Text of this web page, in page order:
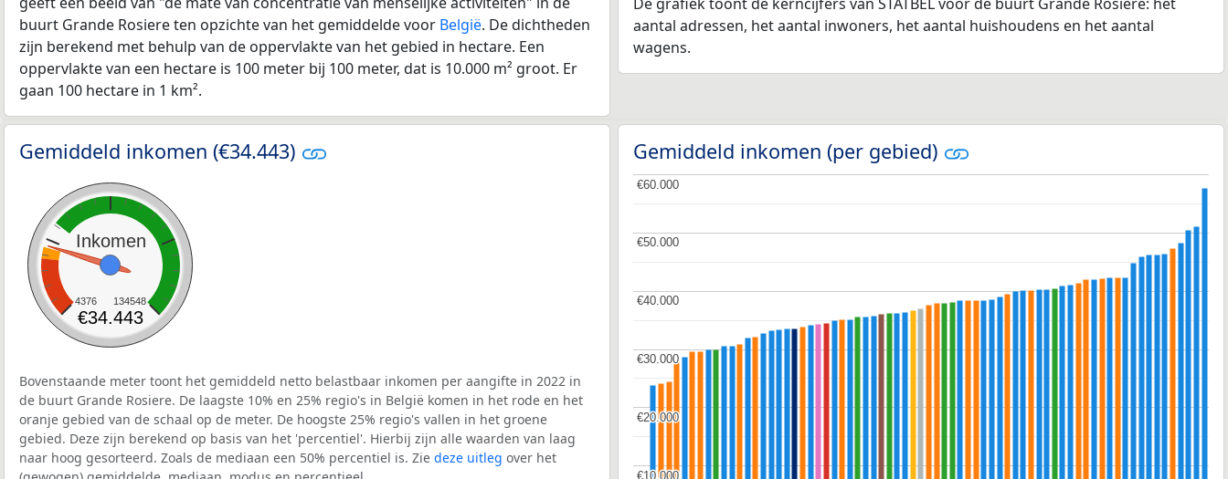
buurt Grande Rosiere ten opzichte van het gemiddelde voor België. De dichtheden
zijn berekend met behulp van de oppervlakte van het gebied in hectare. Een
oppervlakte van een hectare is 100 meter bij 100 meter, dat is 10.000 m² groot. Er
gaan 100 hectare in 1 km².
aantal adressen, het aantal inwoners, het aantal huishoudens en het aantal
wagens.
Gemiddeld inkomen (€34.443)
Inkomen
4376 134548
€34.443
Bovenstaande meter toont het gemiddeld netto belastbaar inkomen per aangifte in 2022 in
de buurt Grande Rosiere. De laagste 10% en 25% regio's in België komen in het rode en het
oranje gebied van de schaal op de meter. De hoogste 25% regio's vallen in het groene
gebied. Deze zijn berekend op basis van het 'percentiel'. Hierbij zijn alle waarden van laag
naar hoog gesorteerd. Zoals de mediaan een 50% percentiel is. Zie deze uitleg over het
Gemiddeld inkomen (per gebied)
€10.000
€10.000
€20.000
€20.000
€30.000
€30.000
€40.000
€40.000
€50.000
€50.000
€60.000
€60.000